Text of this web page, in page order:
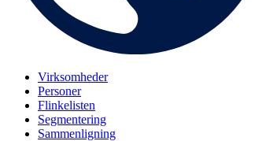
Virksomheder
Personer
Flinkelisten
Segmentering
Sammenligning